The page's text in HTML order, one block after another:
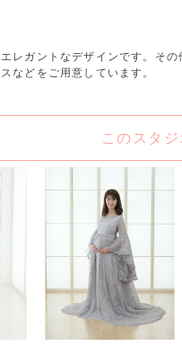
レガントなデザインです。そ
などをご用意しています。
このスタ